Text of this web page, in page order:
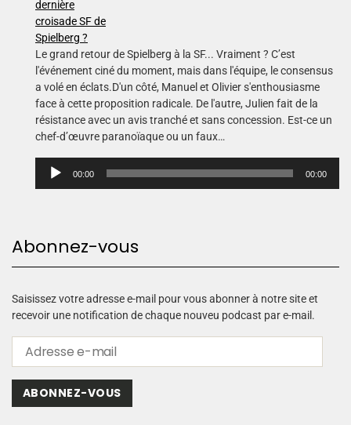
Le grand retour de Spielberg à la SF... Vraiment ? C’est
l'événement ciné du moment, mais dans l'équipe, le consensus
a volé en éclats.D'un côté, Manuel et Olivier s'enthousiasme
face à cette proposition radicale. De l'autre, Julien fait de la
résistance avec un avis tranché et sans concession. Est-ce un
chef-d’œuvre paranoïaque ou un faux…
u
u
d
o
00:00 00:00
Abonnez-vous
Saisissez votre adresse e-mail pour vous abonner à notre site et
recevoir une notification de chaque nouveu podcast par e-mail.
ABONNEZ-VOUS